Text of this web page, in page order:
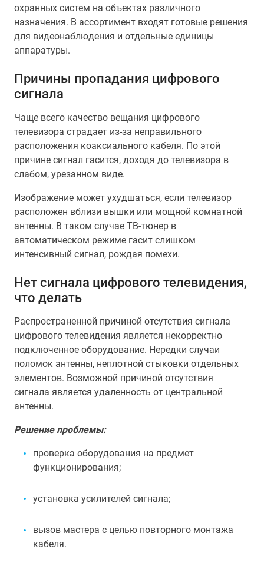
охранных систем на объектах различного
назначения. В ассортимент входят готовые решения
для видеонаблюдения и отдельные единицы
аппаратуры.
Причины пропадания цифрового
сигнала
Чаще всего качество вещания цифрового
телевизора страдает из-за неправильного
расположения коаксиального кабеля. По этой
причине сигнал гасится, доходя до телевизора в
слабом, урезанном виде.
Изображение может ухудшаться, если телевизор
расположен вблизи вышки или мощной комнатной
антенны. В таком случае ТВ-тюнер в
автоматическом режиме гасит слишком
интенсивный сигнал, рождая помехи.
Нет сигнала цифрового телевидения,
что делать
Распространенной причиной отсутствия сигнала
цифрового телевидения является некорректно
подключенное оборудование. Нередки случаи
поломок антенны, неплотной стыковки отдельных
элементов. Возможной причиной отсутствия
сигнала является удаленность от центральной
антенны.
Решение проблемы:
проверка оборудования на предмет
функционирования;
установка усилителей сигнала;
вызов мастера с целью повторного монтажа
кабеля.